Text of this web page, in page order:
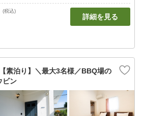
(税込)
詳細を見る
素泊り】＼最大3名様／BBQ場の
ビン